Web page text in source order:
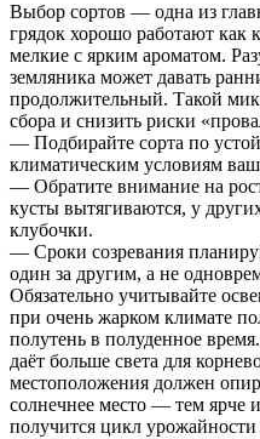
Выбор сортов — одна из
грядок хорошо работают как
мелкие с ярким ароматом.
земляника может давать
продолжительный. Такой
сбора и снизить риски
— Подбирайте сорта по
климатическим условиям
— Обратите внимание на
кусты вытягиваются, у
клубочки.
— Сроки созревания
один за другим, а не
Обязательно учитывайте
при очень жарком климате
полутень в полуденное
даёт больше света для
местоположения должен
солнечнее место — тем ярче
получится цикл урожайности